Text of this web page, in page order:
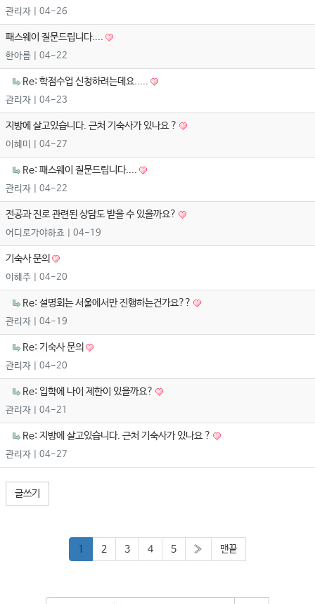
관리자 | 04-26
패스웨이 질문드립니다....
한아름 | 04-22
Re: 학점수업 신청하려는데요.....
관리자 | 04-23
지방에 살고있습니다. 근처 기숙사가 있나요 ?
이혜미 | 04-27
Re: 패스웨이 질문드립니다....
관리자 | 04-22
전공과 진로 관련된 상담도 받을 수 있을까요?
어디로가야하죠 | 04-19
기숙사 문의
이혜주 | 04-20
Re: 설명회는 서울에서만 진행하는건가요??
관리자 | 04-19
Re: 기숙사 문의
관리자 | 04-20
Re: 입학에 나이 제한이 있을까요?
관리자 | 04-21
Re: 지방에 살고있습니다. 근처 기숙사가 있나요 ?
관리자 | 04-27
글쓰기
1 2 3 4 5 » 맨끝